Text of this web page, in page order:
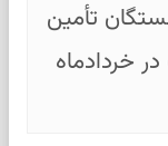
تأمین
قرار است در خردادماه